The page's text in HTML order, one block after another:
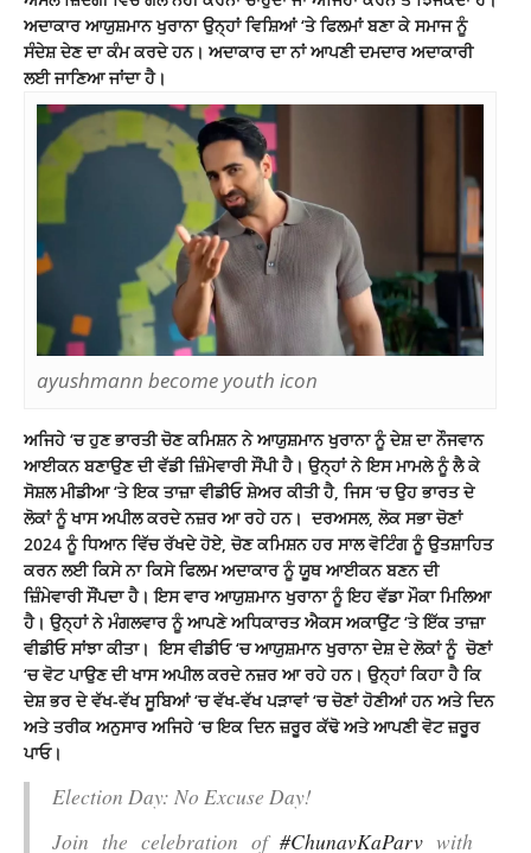
ਅਦਾਕਾਰ ਆਯੁਸ਼ਮਾਨ ਖੁਰਾਨਾ ਉਨ੍ਹਾਂ ਵਿਸ਼ਿਆਂ ‘ਤੇ ਫਿਲਮਾਂ ਬਣਾ ਕੇ ਸਮਾਜ ਨੂੰ
ਸੰਦੇਸ਼ ਦੇਣ ਦਾ ਕੰਮ ਕਰਦੇ ਹਨ। ਅਦਾਕਾਰ ਦਾ ਨਾਂ ਆਪਣੀ ਦਮਦਾਰ ਅਦਾਕਾਰੀ
ਲਈ ਜਾਣਿਆ ਜਾਂਦਾ ਹੈ।
ayushmann become youth icon
ਅਜਿਹੇ ‘ਚ ਹੁਣ ਭਾਰਤੀ ਚੋਣ ਕਮਿਸ਼ਨ ਨੇ ਆਯੁਸ਼ਮਾਨ ਖੁਰਾਨਾ ਨੂੰ ਦੇਸ਼ ਦਾ ਨੌਜਵਾਨ
ਆਈਕਨ ਬਣਾਉਣ ਦੀ ਵੱਡੀ ਜ਼ਿੰਮੇਵਾਰੀ ਸੌਂਪੀ ਹੈ। ਉਨ੍ਹਾਂ ਨੇ ਇਸ ਮਾਮਲੇ ਨੂੰ ਲੈ ਕੇ
ਸੋਸ਼ਲ ਮੀਡੀਆ ‘ਤੇ ਇਕ ਤਾਜ਼ਾ ਵੀਡੀਓ ਸ਼ੇਅਰ ਕੀਤੀ ਹੈ, ਜਿਸ ‘ਚ ਉਹ ਭਾਰਤ ਦੇ
ਲੋਕਾਂ ਨੂੰ ਖਾਸ ਅਪੀਲ ਕਰਦੇ ਨਜ਼ਰ ਆ ਰਹੇ ਹਨ। ਦਰਅਸਲ, ਲੋਕ ਸਭਾ ਚੋਣਾਂ
2024 ਨੂੰ ਧਿਆਨ ਵਿੱਚ ਰੱਖਦੇ ਹੋਏ, ਚੋਣ ਕਮਿਸ਼ਨ ਹਰ ਸਾਲ ਵੋਟਿੰਗ ਨੂੰ ਉਤਸ਼ਾਹਿਤ
ਕਰਨ ਲਈ ਕਿਸੇ ਨਾ ਕਿਸੇ ਫਿਲਮ ਅਦਾਕਾਰ ਨੂੰ ਯੂਥ ਆਈਕਨ ਬਣਨ ਦੀ
ਜ਼ਿੰਮੇਵਾਰੀ ਸੌਂਪਦਾ ਹੈ। ਇਸ ਵਾਰ ਆਯੁਸ਼ਮਾਨ ਖੁਰਾਨਾ ਨੂੰ ਇਹ ਵੱਡਾ ਮੌਕਾ ਮਿਲਿਆ
ਹੈ। ਉਨ੍ਹਾਂ ਨੇ ਮੰਗਲਵਾਰ ਨੂੰ ਆਪਣੇ ਅਧਿਕਾਰਤ ਐਕਸਅਕਾਉਂਟ‘ਤੇ ਇੱਕ ਤਾਜ਼ਾ
ਵੀਡੀਓ ਸਾਂਝਾ ਕੀਤਾ। ਇਸ ਵੀਡੀਓ ‘ਚ ਆਯੁਸ਼ਮਾਨ ਖੁਰਾਨਾ ਦੇਸ਼ ਦੇ ਲੋਕਾਂ ਨੂੰ ਚੋਣਾਂ
‘ਚ ਵੋਟ ਪਾਉਣ ਦੀ ਖਾਸ ਅਪੀਲ ਕਰਦੇ ਨਜ਼ਰ ਆ ਰਹੇ ਹਨ। ਉਨ੍ਹਾਂ ਕਿਹਾ ਹੈ ਕਿ
ਦੇਸ਼ ਭਰ ਦੇ ਵੱਖ-ਵੱਖ ਸੂਬਿਆਂ ‘ਚ ਵੱਖ-ਵੱਖ ਪੜਾਵਾਂ ‘ਚ ਚੋਣਾਂ ਹੋਣੀਆਂ ਹਨ ਅਤੇ ਦਿਨ
ਅਤੇ ਤਰੀਕ ਅਨੁਸਾਰ ਅਜਿਹੇ ‘ਚ ਇਕ ਦਿਨ ਜ਼ਰੂਰ ਕੱਢੋ ਅਤੇ ਆਪਣੀ ਵੋਟ ਜ਼ਰੂਰ
ਪਾਓ।
Election Day: No Excuse Day!
Join the celebration of#ChunavKaParv with